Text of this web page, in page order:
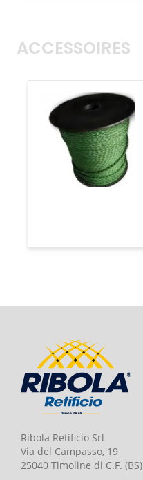
ACCESSOIRES
Ribola Retificio Srl
Via del Campasso, 19
25040 Timoline di C.F. (BS)